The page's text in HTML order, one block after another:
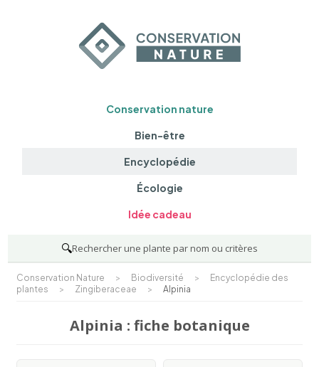
Conservation nature
Bien-être
Encyclopédie
Écologie
Idée cadeau
🔍Rechercher une plante par nom ou critères
Conservation Nature > Biodiversité >
Encyclopédie des
plantes
> Zingiberaceae > Alpinia
Alpinia : fiche botanique